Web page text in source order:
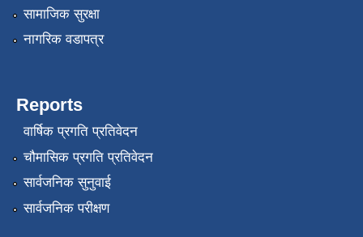
सामाजिक सुरक्षा
नागरिक वडापत्र
Reports
वार्षिक प्रगति प्रतिवेदन
चौमासिक प्रगति प्रतिवेदन
सार्वजनिक सुनुवाई
सार्वजनिक परीक्षण